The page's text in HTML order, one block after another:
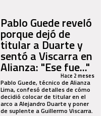
Pablo Guede reveló
porque dejó de
titular a Duarte y
sentó a Viscarra en
Alianza: "Ese fue..."
Hace 2 meses
Pablo Guede, técnico de Alianza
Lima, confesó detalles de cómo
decidió colocar de titular en el
arco a Alejandro Duarte y poner
de suplente a Guillermo Viscarra.